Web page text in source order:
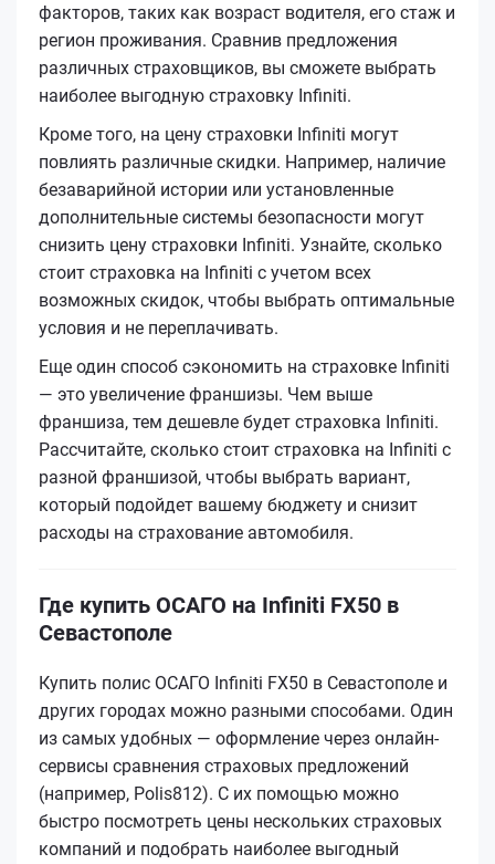
факторов, таких как возраст водителя, его стаж и
регион проживания. Сравнив предложения
различных страховщиков, вы сможете выбрать
наиболее выгодную страховку Infiniti.
Кроме того, на цену страховки Infiniti могут
повлиять различные скидки. Например, наличие
безаварийной истории или установленные
дополнительные системы безопасности могут
снизить цену страховки Infiniti. Узнайте, сколько
стоит страховка на Infiniti с учетом всех
возможных скидок, чтобы выбрать оптимальные
условия и не переплачивать.
Еще один способ сэкономить на страховке Infiniti
— это увеличение франшизы. Чем выше
франшиза, тем дешевле будет страховка Infiniti.
Рассчитайте, сколько стоит страховка на Infiniti с
разной франшизой, чтобы выбрать вариант,
который подойдет вашему бюджету и снизит
расходы на страхование автомобиля.
Где купить ОСАГО на Infiniti FX50 в
Севастополе
Купить полис ОСАГО Infiniti FX50 в Севастополе и
других городах можно разными способами. Один
из самых удобных — оформление через онлайн-
сервисы сравнения страховых предложений
(например, Polis812). С их помощью можно
быстро посмотреть цены нескольких страховых
компаний и подобрать наиболее выгодный